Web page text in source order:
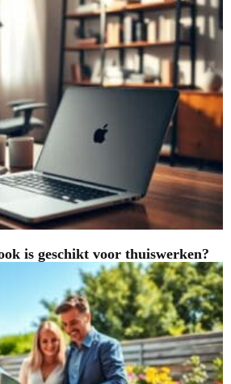
is geschikt voor thuiswerken?